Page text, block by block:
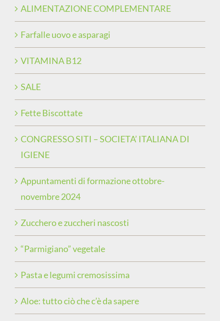
ALIMENTAZIONE COMPLEMENTARE
Farfalle uovo e asparagi
VITAMINA B12
SALE
Fette Biscottate
CONGRESSO SITI – SOCIETA’ ITALIANA DI
IGIENE
Appuntamenti di formazione ottobre-
novembre 2024
Zucchero e zuccheri nascosti
“Parmigiano” vegetale
Pasta e legumi cremosissima
Aloe: tutto ciò che c’è da sapere